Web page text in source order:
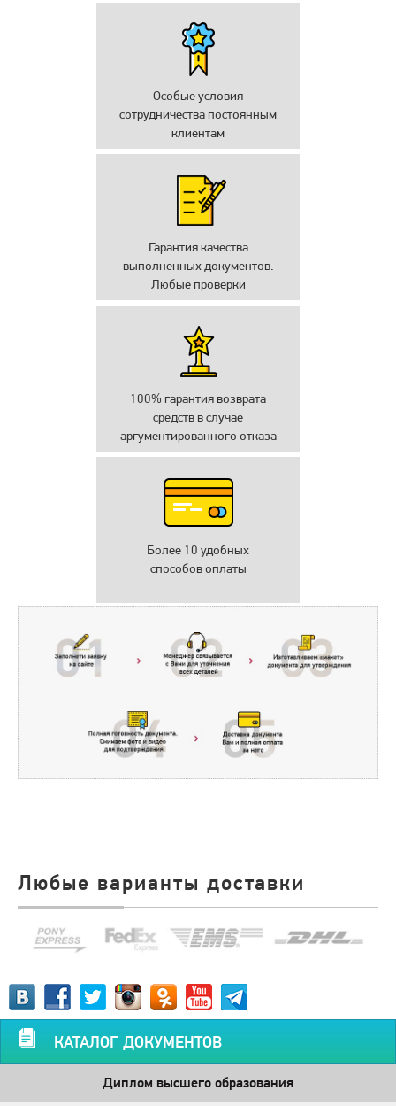
Особые условия
сотрудничества постоянным
клиентам
Гарантия качества
выполненных документов.
Любые проверки
100% гарантия возврата
средств в случае
аргументированного отказа
Более 10 удобных
способов оплаты
Любые варианты доставки
КАТАЛОГ ДОКУМЕНТОВ
Диплом высшего образования